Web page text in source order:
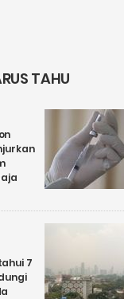
TAHU
7